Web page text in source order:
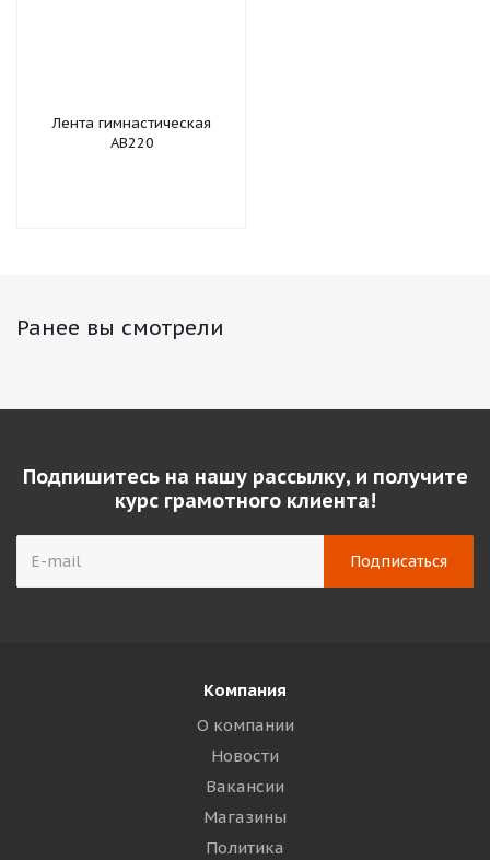
Лента гимнастическая
AВ220
Ранее вы смотрели
Подпишитесь на нашу рассылку, и получите
курс грамотного клиента!
Компания
О компании
Новости
Вакансии
Магазины
Политика